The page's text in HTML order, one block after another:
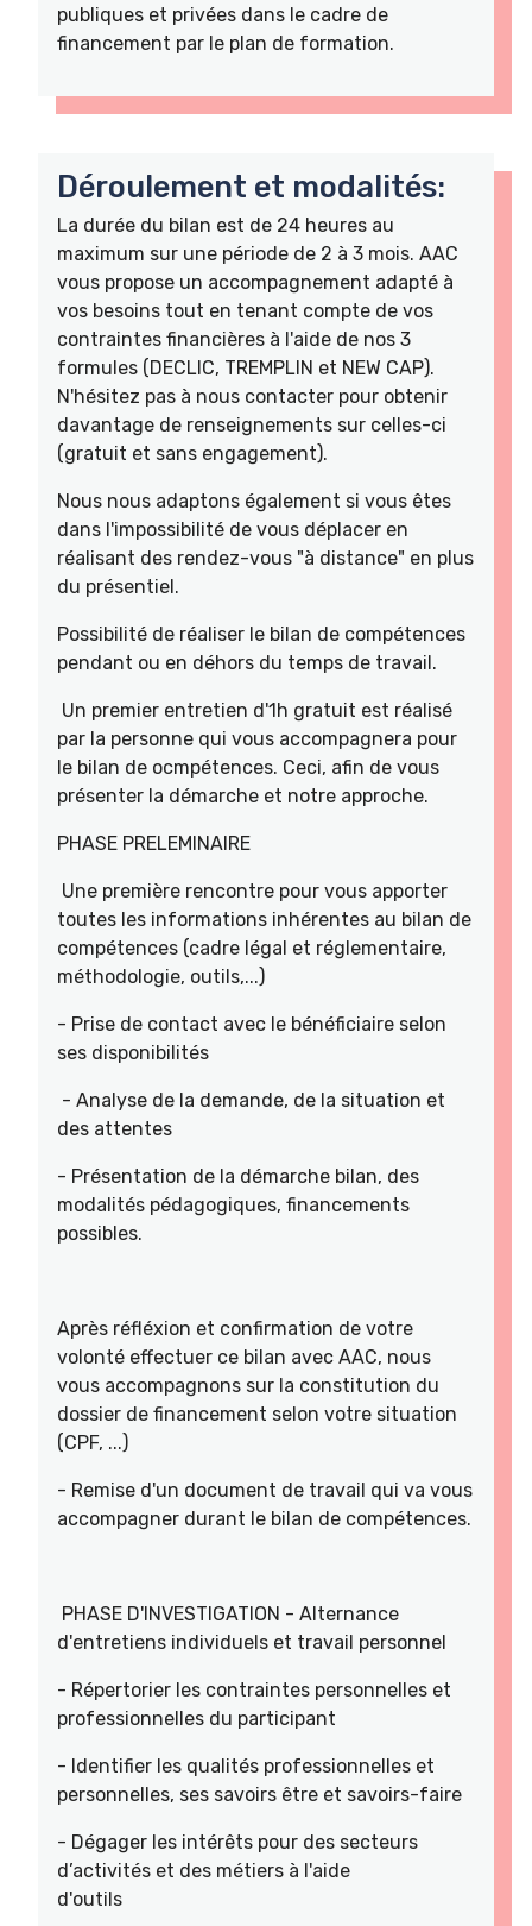
publiques et privées dans le cadre de
financement par le plan de formation.
Déroulement et modalités:
La durée du bilan est de 24 heures au
maximum sur une période de 2 à 3 mois. AAC
vous propose un accompagnement adapté à
vos besoins tout en tenant compte de vos
contraintes financières à l'aide de nos 3
formules (DECLIC, TREMPLIN et NEW CAP).
N'hésitez pas à nous contacter pour obtenir
davantage de renseignements sur celles-ci
(gratuit et sans engagement).
Nous nous adaptons également si vous êtes
dans l'impossibilité de vous déplacer en
réalisant des rendez-vous "à distance" en plus
du présentiel.
Possibilité de réaliser le bilan de compétences
pendant ou en déhors du temps de travail.
Un premier entretien d'1h gratuit est réalisé
par la personne qui vous accompagnera pour
le bilan de ocmpétences. Ceci, afin de vous
présenter la démarche et notre approche.
PHASE PRELEMINAIRE
Une première rencontre pour vous apporter
toutes les informations inhérentes au bilan de
compétences (cadre légal et réglementaire,
méthodologie, outils,...)
- Prise de contact avec le bénéficiaire selon
ses disponibilités
- Analyse de la demande, de la situation et
des attentes
- Présentation de la démarche bilan, des
modalités pédagogiques, financements
possibles.
Après réfléxion et confirmation de votre
volonté effectuer ce bilan avec AAC, nous
vous accompagnons sur la constitution du
dossier de financement selon votre situation
(CPF, ...)
- Remise d'un document de travail qui va vous
accompagner durant le bilan de compétences.
PHASE D'INVESTIGATION - Alternance
d'entretiens individuels et travail personnel
- Répertorier les contraintes personnelles et
professionnelles du participant
- Identifier les qualités professionnelles et
personnelles, ses savoirs être et savoirs-faire
- Dégager les intérêts pour des secteurs
d’activités et des métiers à l'aide
d'outils